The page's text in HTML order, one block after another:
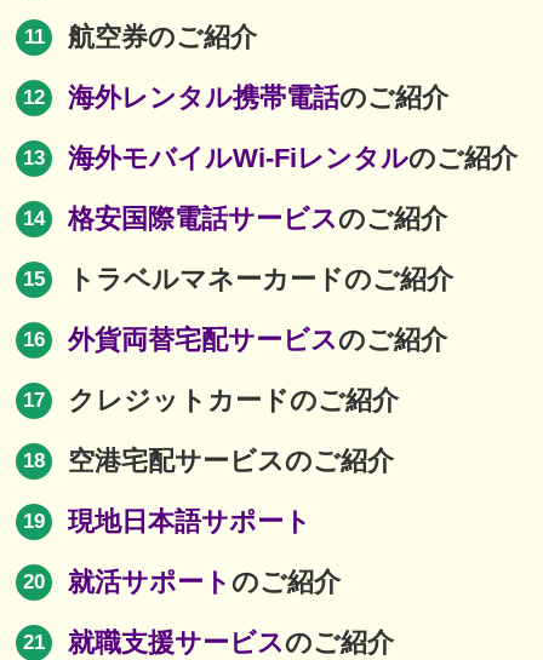
11 航空券のご紹介
12 海外レンタル携帯電話のご紹介
13 海外モバイルWi-Fiレンタルのご紹介
14 格安国際電話サービスのご紹介
15 トラベルマネーカードのご紹介
16 外貨両替宅配サービスのご紹介
17 クレジットカードのご紹介
18 空港宅配サービスのご紹介
19 現地日本語サポート
20 就活サポート のご紹介
21 就職支援サービスのご紹介